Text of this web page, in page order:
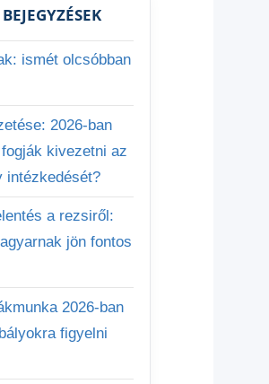
ismét olcsóbban
2026-ban
kivezetni az
intézkedését?
a rezsiről:
jön fontos
2026-ban
figyelni